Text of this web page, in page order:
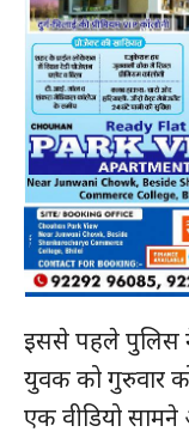
इससे पहले पुलिस
युवक को गुरुवार को
एक वीडियो